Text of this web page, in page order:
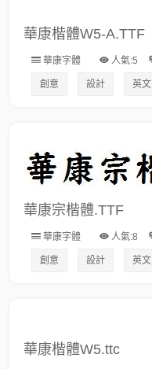
華康楷體W5-A.TTF
華康字體 人氣:5
創意 設計 英文
華康宗楷體.TTF
華康字體 人氣:8
創意 設計 英文
華康楷體W5.ttc